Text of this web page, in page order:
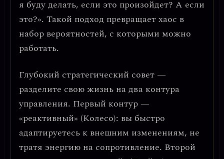
я буду делать, если это произойдет? А если
это?». Такой подход превращает хаос в
набор вероятностей, с которыми можно
работать.
Глубокий стратегический совет —
разделите свою жизнь на два контура
управления. Первый контур —
«реактивный» (Колесо): вы быстро
адаптируетесь к внешним изменениям, не
тратя энергию на сопротивление. Второй